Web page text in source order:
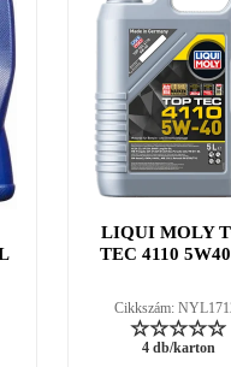
LIQUI MOLY
TEC 4110
Cikkszám:
4 db/karton